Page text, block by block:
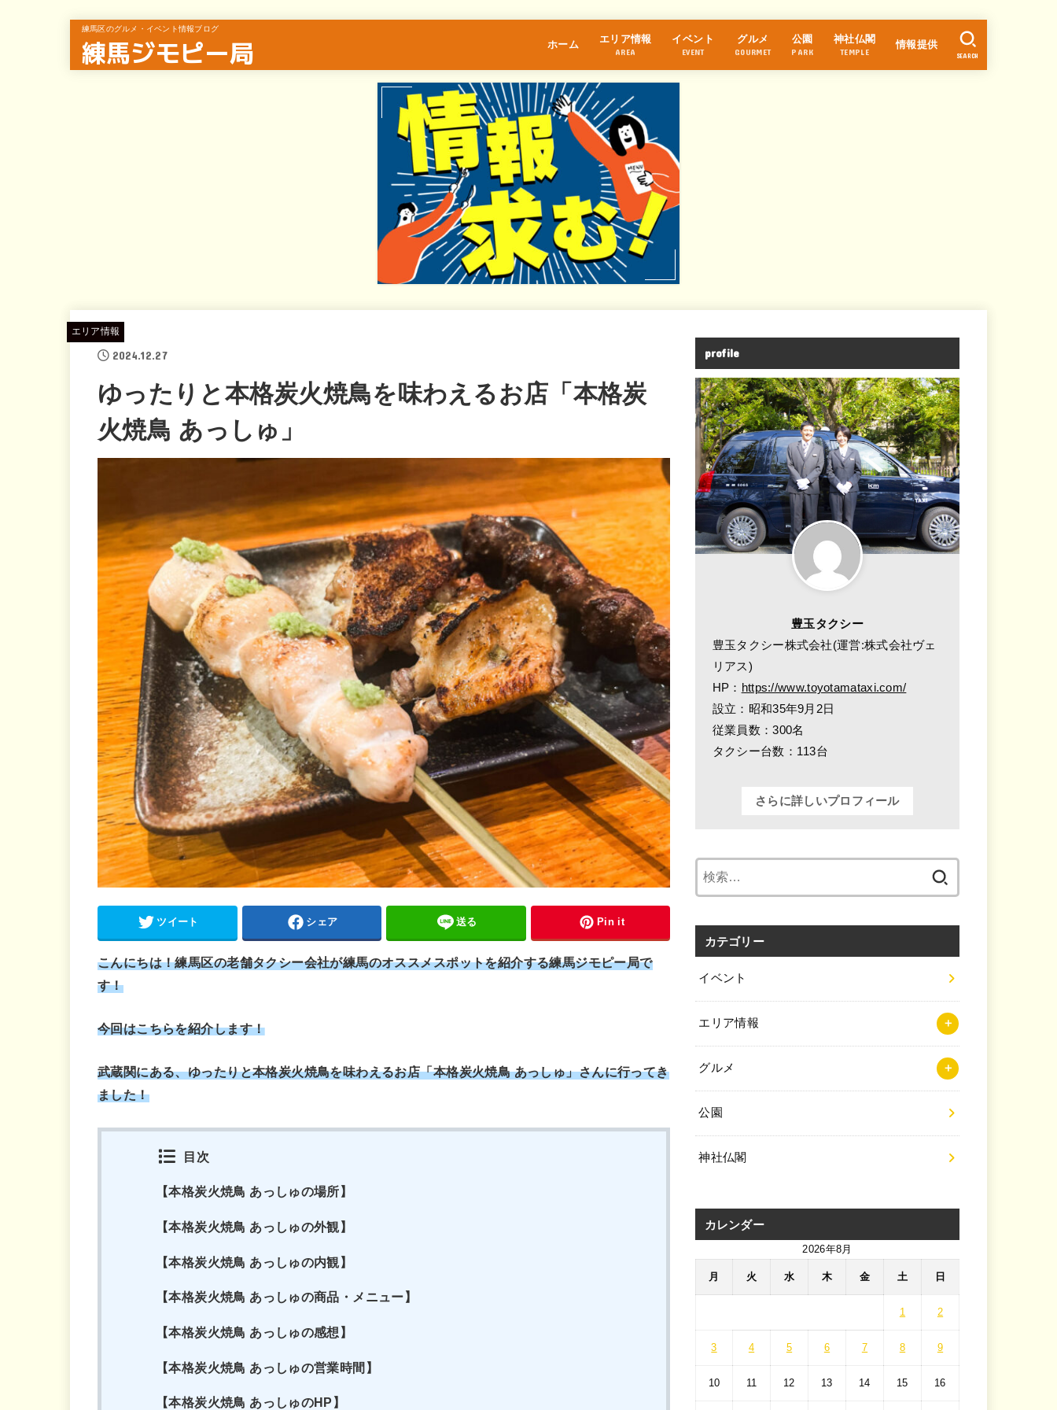
練馬区のグルメ・イベント情報ブログ
練馬ジモピー局 ホーム エリア情報
AREA
江古田
桜台
練馬
中村橋
富士見台
石神井公園
大泉学園
保谷
氷川台
光が丘
東武練馬
上井草
イベント
EVENT
グルメ
GOURMET
公園
PARK
神社仏閣
TEMPLE
情報提供
SEARCH
エリア情報
2024.12.27
ゆったりと本格炭火焼鳥を味わえるお店「本格炭
火焼鳥 あっしゅ」
ツイート シェア 送る Pin it
こんにちは！練馬区の老舗タクシー会社が練馬のオススメスポットを紹介する練馬ジモピー局で
す！
今回はこちらを紹介します！
武蔵関にある、ゆったりと本格炭火焼鳥を味わえるお店「本格炭火焼鳥 あっしゅ」さんに行ってき
ました！
目次
【本格炭火焼鳥 あっしゅの場所】
【本格炭火焼鳥 あっしゅの外観】
【本格炭火焼鳥 あっしゅの内観】
【本格炭火焼鳥 あっしゅの商品・メニュー】
【本格炭火焼鳥 あっしゅの感想】
【本格炭火焼鳥 あっしゅの営業時間】
【本格炭火焼鳥 あっしゅのHP】
profile
豊玉タクシー
豊玉タクシー株式会社(運営:株式会社ヴェ
リアス)
HP： https://www.toyotamataxi.com/
設立：昭和35年9月2日
従業員数：300名
タクシー台数：113台
さらに詳しいプロフィール
カテゴリー
イベント
エリア情報
グルメ
公園
神社仏閣
カレンダー
2026年8月
月 火 水 木 金 土 日
1 2
3 4 5 6 7 8 9
10 11 12 13 14 15 16